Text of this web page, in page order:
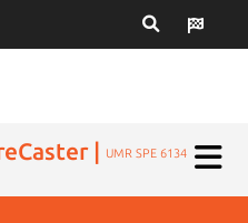
| UMR SPE 6134